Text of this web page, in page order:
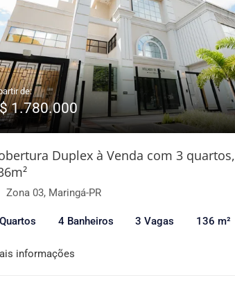
de:
1.780.000
Duplex à Venda com 3 quartos,
Zona 03, Maringá-PR
4 Banheiros 3 Vagas 136 m²
informações